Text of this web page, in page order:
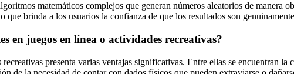
matemáticos complejos que generan números aleatorios de manera
que brinda a los usuarios la confianza de que los resultados son
en juegos en línea o actividades recreativas?
presenta varias ventajas significativas. Entre ellas se encuentran